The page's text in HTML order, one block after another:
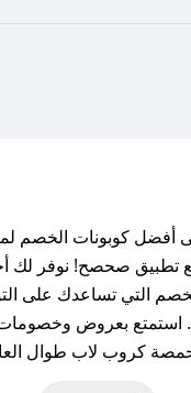
أفضل كوبونات الخصم
تطبيق صحصح! نوفر لك
التي تساعدك على
استمتع بعروض
كروب لاب طوال
مثل عيد الفطر، عيد